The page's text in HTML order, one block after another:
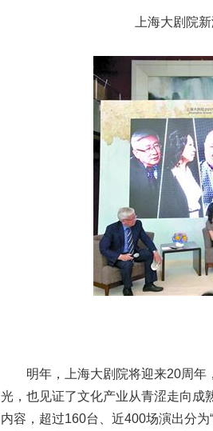
上海大剧院新
明年，上海大剧院将迎来20周年，
光，也见证了文化产业从青涩走向成
内容，超过160台、近400场演出分为“